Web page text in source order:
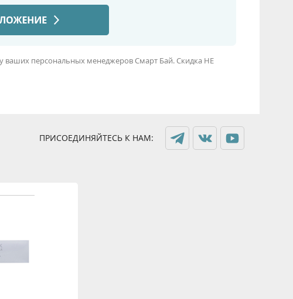
ваших персональных менеджеров Смарт Бай. Скидка НЕ
ПРИСОЕДИНЯЙТЕСЬ К НАМ: